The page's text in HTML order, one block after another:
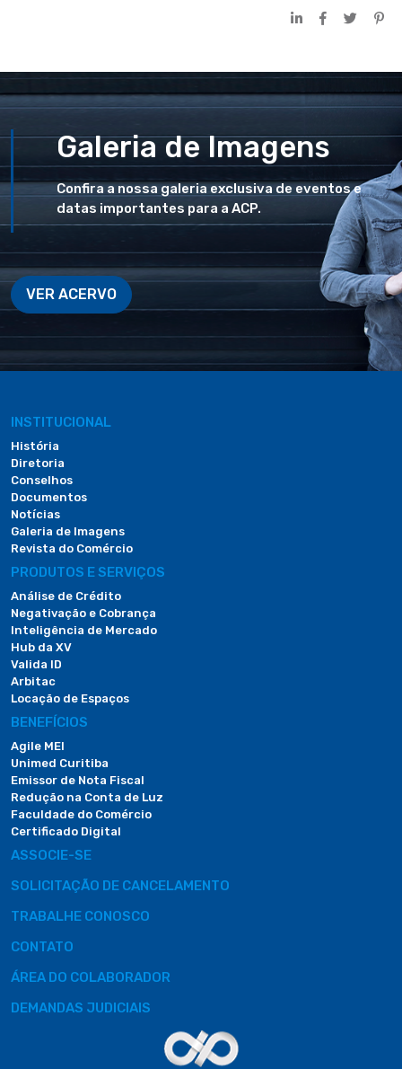
Galeria de Imagens
Confira a nossa galeria exclusiva de eventos e
datas importantes para a ACP.
VER ACERVO
INSTITUCIONAL
História
Diretoria
Conselhos
Documentos
Notícias
Galeria de Imagens
Revista do Comércio
PRODUTOS E SERVIÇOS
Análise de Crédito
Negativação e Cobrança
Inteligência de Mercado
Hub da XV
Valida ID
Arbitac
Locação de Espaços
BENEFÍCIOS
Agile MEI
Unimed Curitiba
Emissor de Nota Fiscal
Redução na Conta de Luz
Faculdade do Comércio
Certificado Digital
ASSOCIE-SE
SOLICITAÇÃO DE CANCELAMENTO
TRABALHE CONOSCO
CONTATO
ÁREA DO COLABORADOR
DEMANDAS JUDICIAIS